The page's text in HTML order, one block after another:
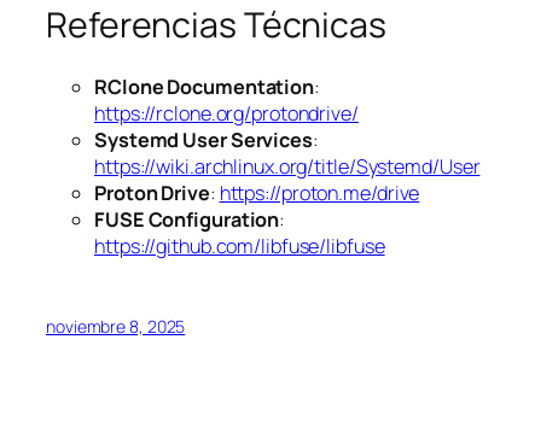
Referencias Técnicas
RClone Documentation:
https://rclone.org/protondrive/
Systemd User Services:
https://wiki.archlinux.org/title/Systemd/User
Proton Drive: https://proton.me/drive
FUSE Configuration:
https://github.com/libfuse/libfuse
noviembre 8, 2025